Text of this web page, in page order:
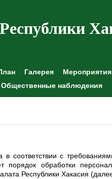
Галерея Мероприятия
Общественные наблюдения
соответствии с
обработки
Республики Хакасия